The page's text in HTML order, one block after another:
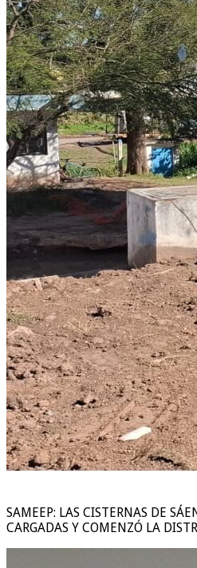
SAMEEP: LAS CISTERNAS DE
CARGADAS Y COMENZÓ LA